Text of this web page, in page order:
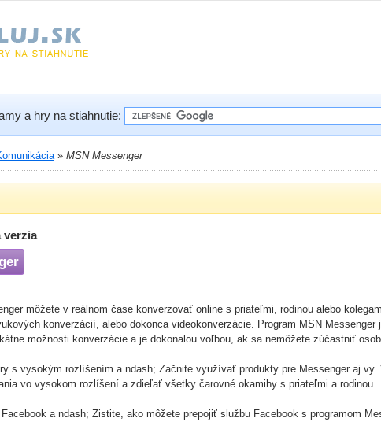
a hry na stiahnutie:
» MSN Messenger
verzia
môžete v reálnom čase konverzovať online s priateľmi, rodinou alebo
konverzácií, alebo dokonca videokonverzácie. Program MSN Messenger
možnosti konverzácie a je dokonalou voľbou, ak sa nemôžete zúčastniť
s vysokým rozlíšením a ndash; Začnite využívať produkty pre Messenger aj
vo vysokom rozlíšení a zdieľať všetky čarovné okamihy s priateľmi a rodinou.
a ndash; Zistite, ako môžete prepojiť službu Facebook s programom